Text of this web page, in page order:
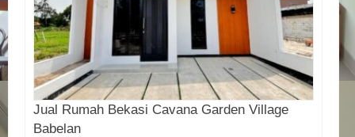
Jual Rumah Bekasi Cavana Garden Village
Babelan